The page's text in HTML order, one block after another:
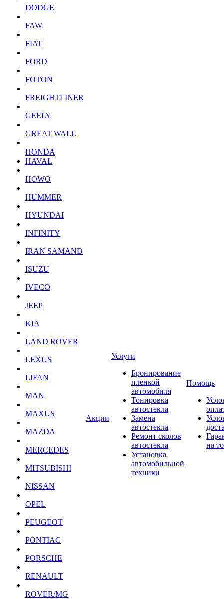
DODGE
FAW
FIAT
FORD
FOTON
FREIGHTLINER
GEELY
GREAT WALL
HONDA
HAVAL
HOWO
HUMMER
HYUNDAI
INFINITY
IRAN SAMAND
ISUZU
IVECO
JEEP
KIA
LAND ROVER
LEXUS
LIFAN
MAN
MAXUS
MAZDA
MERCEDES
MITSUBISHI
NISSAN
OPEL
PEUGEOT
PONTIAC
PORSCHE
RENAULT
ROVER/MG
Акции
Услуги
Бронирование
пленкой
автомобиля
Тонировка
автостекла
Замена
автостекла
Ремонт сколов
автостекла
Установка
автомобильной
техники
Помощь
на